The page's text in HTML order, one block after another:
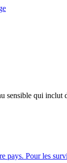
sensible qui inclut
pays. Pour les